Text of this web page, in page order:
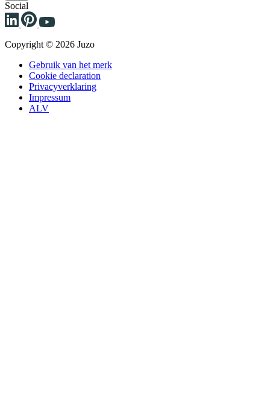
Social
Copyright © 2026 Juzo
Gebruik van het merk
Cookie declaration
Privacyverklaring
Impressum
ALV